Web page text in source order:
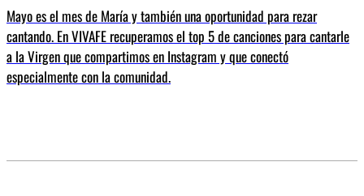
Mayo es el mes de María y también una oportunidad para rezar
cantando. En VIVAFE recuperamos el top 5 de canciones para cantarle
a la Virgen que compartimos en Instagram y que conectó
especialmente con la comunidad.